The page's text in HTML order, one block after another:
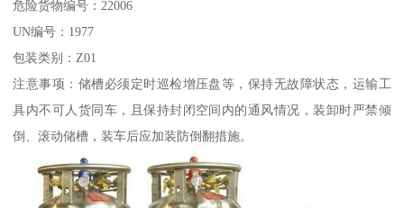
危险货物编号：22006
UN编号：1977
包装类别：Z01
注意事项：储槽必须定时巡检增压盘等，保持无故障状态，运输工
具内不可人货同车，且保持封闭空间内的通风情况，装卸时严禁倾
倒、滚动储槽，装车后应加装防倒翻措施。